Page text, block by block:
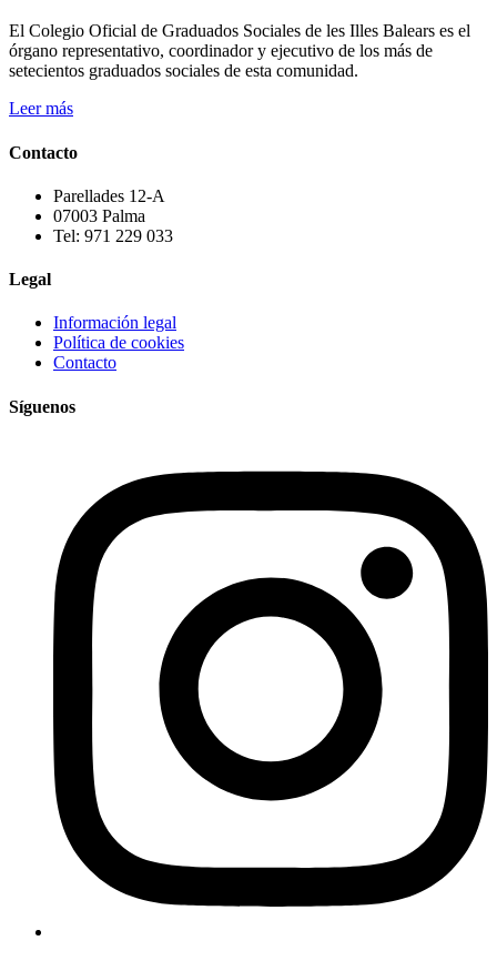
El Colegio Oficial de Graduados Sociales de les Illes Balears es el
órgano representativo, coordinador y ejecutivo de los más de
setecientos graduados sociales de esta comunidad.
Leer más
Contacto
Parellades 12-A
07003 Palma
Tel: 971 229 033
Legal
Información legal
Política de cookies
Contacto
Síguenos